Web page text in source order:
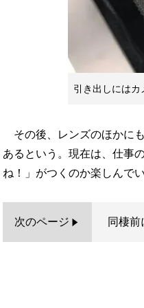
引き出しにはカ
その後、レンズのほかに
あるという。現在は、仕事
ね！」がつくのか楽しんで
次のページ 同棲前